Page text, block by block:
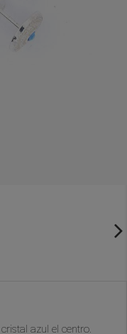
azul el centro.